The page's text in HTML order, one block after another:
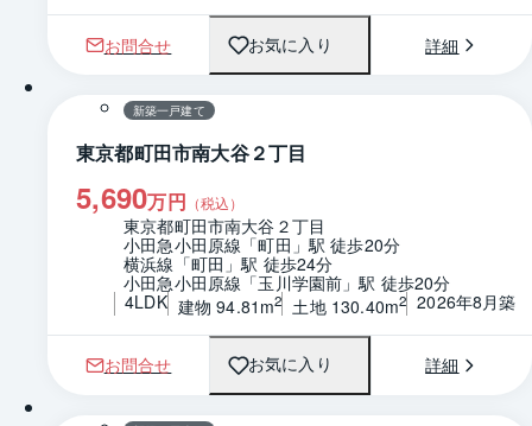
お問合せ お気に入り 詳細
1 / 0 間取り
新築一戸建て
東京都町田市南大谷２丁目
5,690万円 （税込）
東京都町田市南大谷２丁目
小田急小田原線「町田」駅 徒歩20分
横浜線「町田」駅 徒歩24分
小田急小田原線「玉川学園前」駅 徒歩20分
4LDK 建物 94.81m2 土地 130.40m2 2026年8月築
お問合せ お気に入り 詳細
1 / 0 間取り